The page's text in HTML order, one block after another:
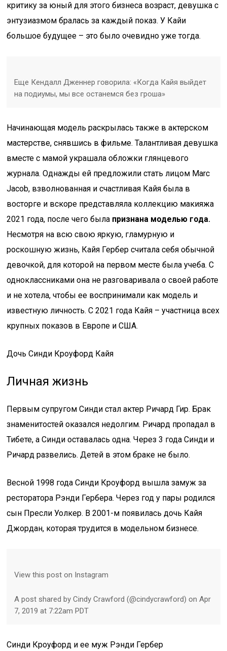
критику за юный для этого бизнеса возраст, девушка с
энтузиазмом бралась за каждый показ. У Кайи
большое будущее – это было очевидно уже тогда.
Еще Кендалл Дженнер говорила: «Когда Кайя выйдет
на подиумы, мы все останемся без гроша»
Начинающая модель раскрылась также в актерском
мастерстве, снявшись в фильме. Талантливая девушка
вместе с мамой украшала обложки глянцевого
журнала. Однажды ей предложили стать лицом Marc
Jacob, взволнованная и счастливая Кайя была в
восторге и вскоре представляла коллекцию макияжа
2021 года, после чего была признана моделью года.
Несмотря на всю свою яркую, гламурную и
роскошную жизнь, Кайя Гербер считала себя обычной
девочкой, для которой на первом месте была учеба. С
одноклассниками она не разговаривала о своей работе
и не хотела, чтобы ее воспринимали как модель и
известную личность. С 2021 года Кайя – участница всех
крупных показов в Европе и США.
Дочь Синди Кроуфорд Кайя
Личная жизнь
Первым супругом Синди стал актер Ричард Гир. Брак
знаменитостей оказался недолгим. Ричард пропадал в
Тибете, а Синди оставалась одна. Через 3 года Синди и
Ричард развелись. Детей в этом браке не было.
Весной 1998 года Синди Кроуфорд вышла замуж за
ресторатора Рэнди Гербера. Через год у пары родился
сын Пресли Уолкер. В 2001-м появилась дочь Кайя
Джордан, которая трудится в модельном бизнесе.
View this post on Instagram
A post shared by Cindy Crawford (@cindycrawford) on Apr
7, 2019 at 7:22am PDT
Синди Кроуфорд и ее муж Рэнди Гербер